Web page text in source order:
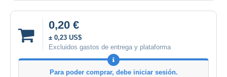
0,20 €
± 0,23 US$
Excluidos gastos de entrega y plataforma
Para poder comprar, debe iniciar sesión.